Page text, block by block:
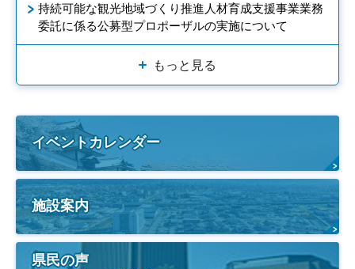
持続可能な観光地域づくり推進人材育成支援事業業務
委託に係る公募型プロポーザルの実施について
もっと見る
イベントカレンダー
施設案内
県民の声